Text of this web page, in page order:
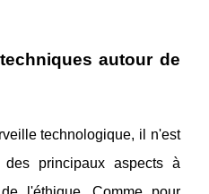
autour de
technologique, il n'est
principaux aspects à